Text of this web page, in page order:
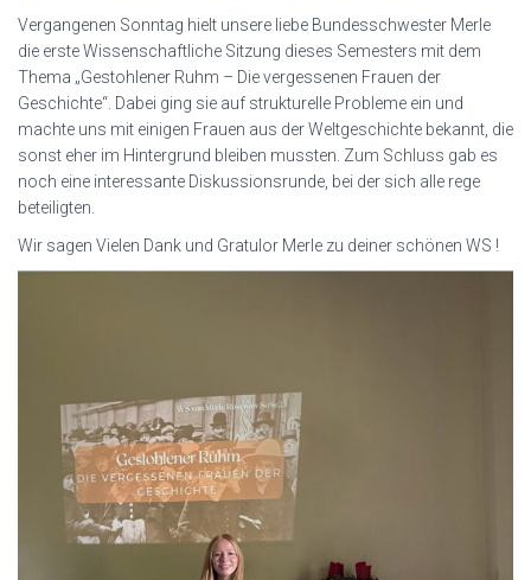
Vergangenen Sonntag hielt unsere liebe Bundesschwester Merle
die erste Wissenschaftliche Sitzung dieses Semesters mit dem
Thema „Gestohlener Ruhm – Die vergessenen Frauen der
Geschichte“. Dabei ging sie auf strukturelle Probleme ein und
machte uns mit einigen Frauen aus der Weltgeschichte bekannt, die
sonst eher im Hintergrund bleiben mussten. Zum Schluss gab es
noch eine interessante Diskussionsrunde, bei der sich alle rege
beteiligten.
Wir sagen Vielen Dank und Gratulor Merle zu deiner schönen WS !